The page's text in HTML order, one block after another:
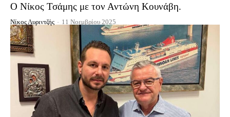
Ο Νίκος Τσάμης με τον Αντώνη Κουνάβη.
Νίκος Λυριντζής - 11 Νοεμβρίου 2025